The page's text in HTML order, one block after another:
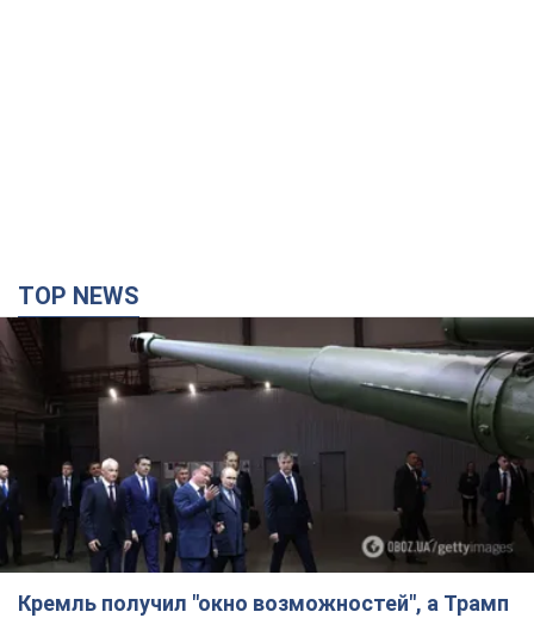
TOP NEWS
Кремль получил "окно возможностей", а Трамп